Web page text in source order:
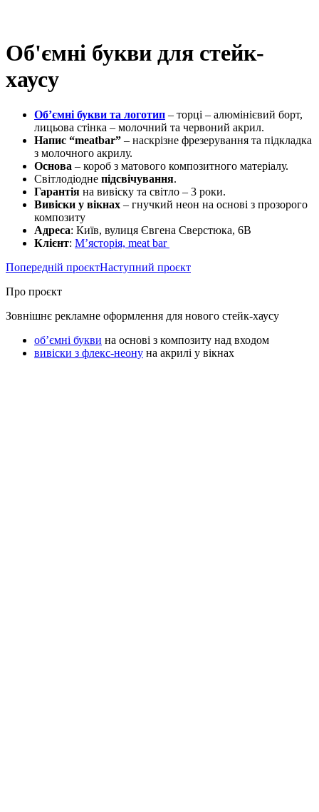
Об'ємні букви для стейк-
хаусу
Об’ємні букви та логотип – торці – алюмінієвий борт,
лицьова стінка – молочний та червоний акрил.
Напис “meatbar” – наскрізне фрезерування та підкладка
з молочного акрилу.
Основа – короб з матового композитного матеріалу.
Світлодіодне підсвічування.
Гарантія на вивіску та світло – 3 роки.
Вивіски у вікнах – гнучкий неон на основі з прозорого
композиту
Адреса: Київ, вулиця Євгена Сверстюка, 6В
Клієнт: М’ясторія, meat bar
Попередній проєктНаступний проєкт
Про проєкт
Зовнішнє рекламне оформлення для нового стейк-хаусу
об’ємні букви на основі з композиту над входом
вивіски з флекс-неону на акрилі у вікнах